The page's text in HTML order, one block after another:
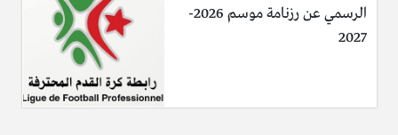
الرسمي عن رزنامة موسم 2026-
2027